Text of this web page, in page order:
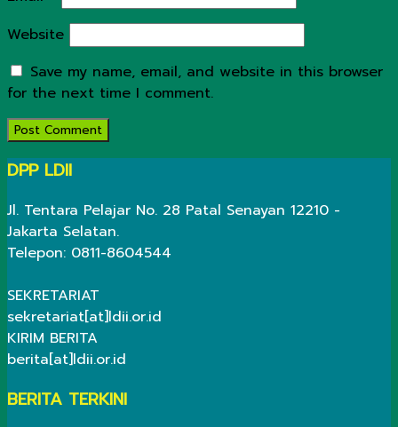
Website
Save my name, email, and website in this browser
for the next time I comment.
DPP LDII
Jl. Tentara Pelajar No. 28 Patal Senayan 12210 -
Jakarta Selatan.
Telepon: 0811-8604544
SEKRETARIAT
sekretariat[at]ldii.or.id
KIRIM BERITA
berita[at]ldii.or.id
BERITA TERKINI